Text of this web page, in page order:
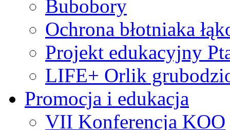
Bubobory
Ochrona błotniaka
Projekt edukacyjny
LIFE+ Orlik
Promocja i edukacja
VII Konferencja KOO